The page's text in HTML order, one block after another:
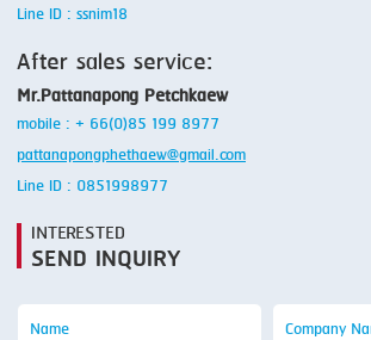
Line ID : ssnim18
After sales service:
Mr.Pattanapong Petchkaew
mobile : + 66(0)85 199 8977
pattanapongphethaew@gmail.com
Line ID : 0851998977
INTERESTED
SEND INQUIRY